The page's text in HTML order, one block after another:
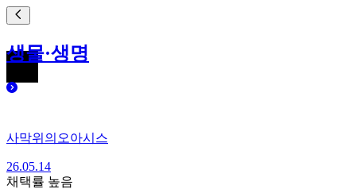
생물·생명
사막위의오아시스
26.05.14
채택률 높음